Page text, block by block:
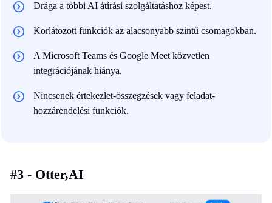
Drága a többi AI átírási szolgáltatáshoz képest.
Korlátozott funkciók az alacsonyabb szintű csomagokban.
A Microsoft Teams és Google Meet közvetlen
integrációjának hiánya.
Nincsenek értekezlet-összegzések vagy feladat-
hozzárendelési funkciók.
#3 - Otter,AI